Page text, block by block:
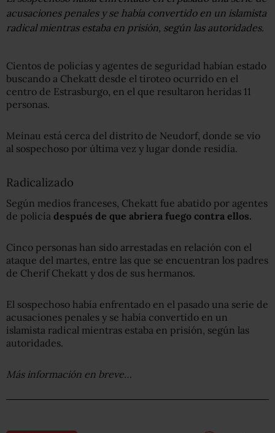
acusaciones penales y se había convertido en un islamista
radical mientras estaba en prisión, según las autoridades.
Cientos de policías y agentes de seguridad habían estado
buscando a Chekatt desde el tiroteo ocurrido en el
centro de Estrasburgo, en el que resultaron heridas 11
personas.
Meinau está cerca del distrito de Neudorf, donde se vio
al sospechoso por última vez y lugar donde residía.
Radicalizado
Según medios franceses, Chekatt fue abatido por agentes
de policía después de que abriera fuego contra ellos.
Cinco personas han sido arrestadas en relación con el
ataque del martes, entre las que se encuentran los padres
de Cherif Chekatt y dos de sus hermanos.
El sospechoso había enfrentado en el pasado una serie de
acusaciones penales y se había convertido en un
islamista radical mientras estaba en prisión, según las
autoridades.
Más información en breve…